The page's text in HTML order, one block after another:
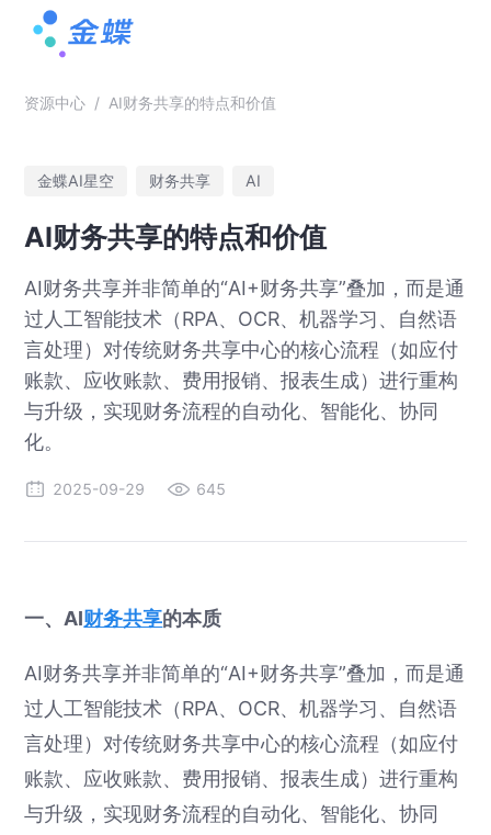
资源中心 / AI财务共享的特点和价值
金蝶AI星空 财务共享 AI
AI财务共享的特点和价值
AI财务共享并非简单的“AI+财务共享”叠加，而是通
过人工智能技术（RPA、OCR、机器学习、自然语
言处理）对传统财务共享中心的核心流程（如应付
账款、应收账款、费用报销、报表生成）进行重构
与升级，实现财务流程的自动化、智能化、协同
化。
2025-09-29 645
一、AI财务共享的本质
AI财务共享并非简单的“AI+财务共享”叠加，而是通
过人工智能技术（RPA、OCR、机器学习、自然语
言处理）对传统财务共享中心的核心流程（如应付
账款、应收账款、费用报销、报表生成）进行重构
与升级，实现财务流程的自动化、智能化、协同